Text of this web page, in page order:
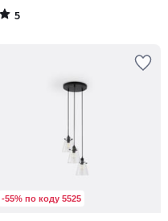
5
/
-55% по коду 5525